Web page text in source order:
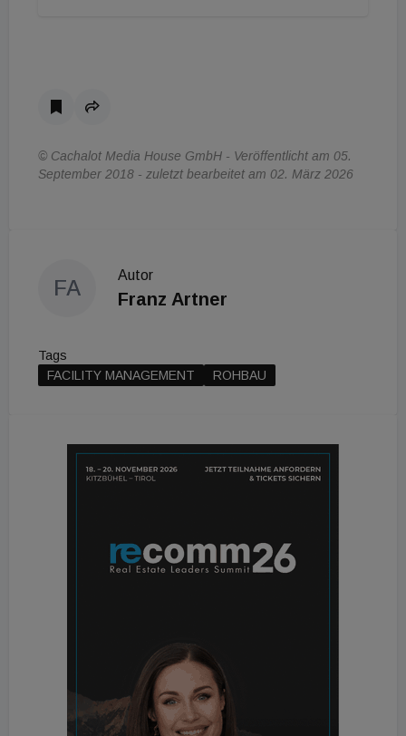
© Cachalot Media House GmbH - Veröffentlicht am 05.
September 2018 - zuletzt bearbeitet am 02. März 2026
FA
Autor
Franz Artner
Tags
FACILITY MANAGEMENT
ROHBAU